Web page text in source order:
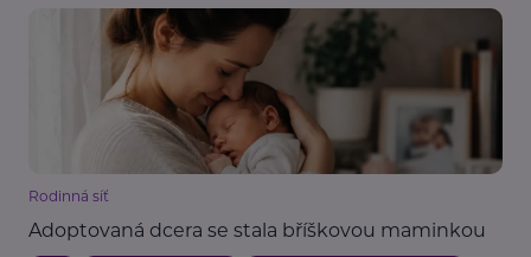
Rodinná síť
Adoptovaná dcera se stala bříškovou maminkou